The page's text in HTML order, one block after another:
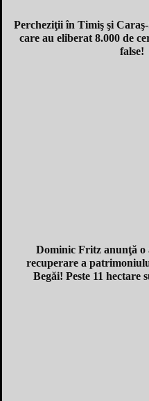
Percheziţii în Timiş şi
care au eliberat 8.000 de
false!
Dominic Fritz anunţă o
recuperare a
Begăi! Peste 11 hectare